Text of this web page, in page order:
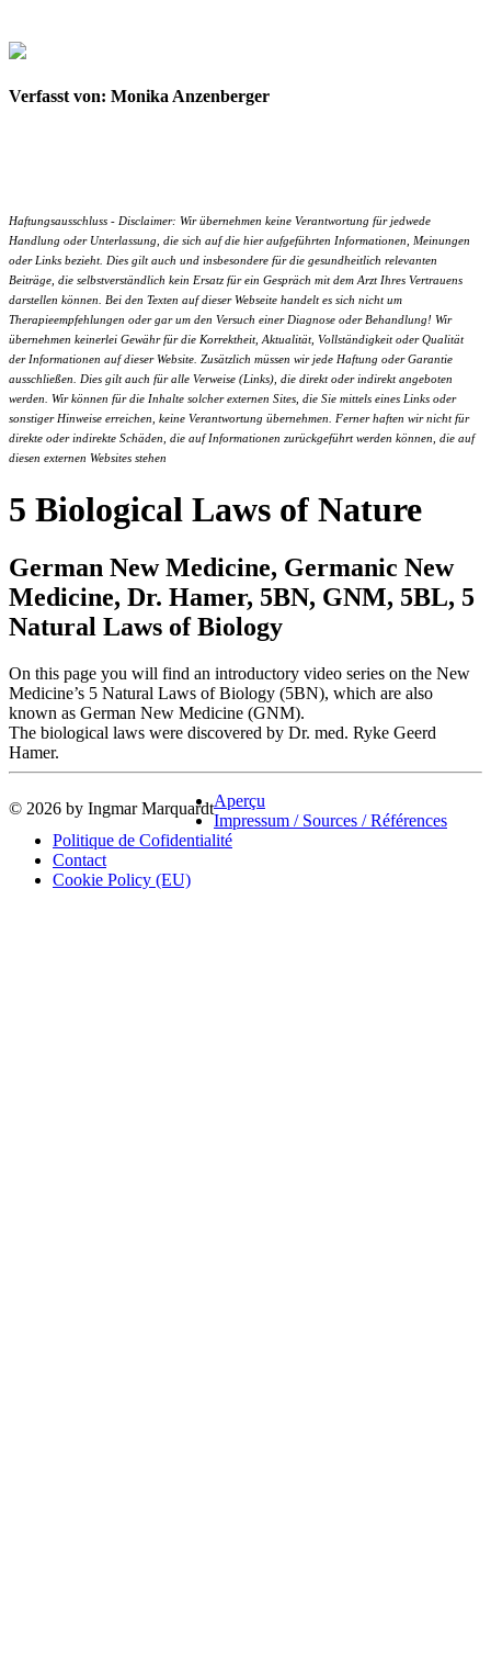
Verfasst von: Monika Anzenberger
Haftungsausschluss - Disclaimer: Wir übernehmen keine Verantwortung für jedwede
Handlung oder Unterlassung, die sich auf die hier aufgeführten Informationen, Meinungen
oder Links bezieht. Dies gilt auch und insbesondere für die gesundheitlich relevanten
Beiträge, die selbstverständlich kein Ersatz für ein Gespräch mit dem Arzt Ihres Vertrauens
darstellen können. Bei den Texten auf dieser Webseite handelt es sich nicht um
Therapieempfehlungen oder gar um den Versuch einer Diagnose oder Behandlung! Wir
übernehmen keinerlei Gewähr für die Korrektheit, Aktualität, Vollständigkeit oder Qualität
der Informationen auf dieser Website. Zusätzlich müssen wir jede Haftung oder Garantie
ausschließen. Dies gilt auch für alle Verweise (Links), die direkt oder indirekt angeboten
werden. Wir können für die Inhalte solcher externen Sites, die Sie mittels eines Links oder
sonstiger Hinweise erreichen, keine Verantwortung übernehmen. Ferner haften wir nicht für
direkte oder indirekte Schäden, die auf Informationen zurückgeführt werden können, die auf
diesen externen Websites stehen
5 Biological Laws of Nature
German New Medicine, Germanic New
Medicine, Dr. Hamer, 5BN, GNM, 5BL, 5
Natural Laws of Biology
On this page you will find an introductory video series on the New
Medicine’s 5 Natural Laws of Biology (5BN), which are also
known as German New Medicine (GNM).
The biological laws were discovered by Dr. med. Ryke Geerd
Hamer.
© 2026 by Ingmar MarquardtAperçu
Impressum / Sources / Références
Politique de Cofidentialité
Contact
Cookie Policy (EU)